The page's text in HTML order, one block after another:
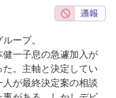
ープ。
一子息の急遽加入が
。主軸と決定してい
が最終決定案の相談